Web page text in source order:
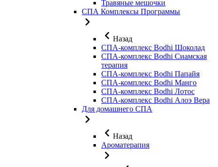
Травяные мешочки
СПА Комплексы Программы
Назад
СПА-комплекс Bodhi Шоколад
СПА-комплекс Bodhi Сиамская
терапия
СПА-комплекс Bodhi Папайя
СПА-комплекс Bodhi Манго
СПА-комплекс Bodhi Лотос
СПА-комплекс Bodhi Алоэ Вера
Для домашнего СПА
Назад
Ароматерапия